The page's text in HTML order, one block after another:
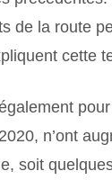
de la route
cette
n’ont
soit